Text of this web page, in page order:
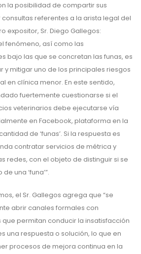
la posibilidad de compartir sus
referentes a la arista legal del
expositor, Sr. Diego Gallegos:
fenómeno, así como las
bajo las que se concretan las funas, es
y mitigar uno de los principales riesgos
en clínica menor. En este sentido,
fuertemente cuestionarse si el
veterinarios debe ejecutarse vía
en Facebook, plataforma en la
de ‘funas’. Si la respuesta es
contratar servicios de métrica y
redes, con el objeto de distinguir si se
una ‘funa’”.
el Sr. Gallegos agrega que “se
abrir canales formales con
permitan conducir la insatisfacción
una respuesta o solución, lo que en
procesos de mejora continua en la